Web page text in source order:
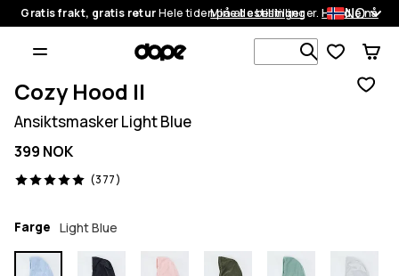
Gratis frakt, gratis returHele tiden på alle bestillinger.Handle nå
Mine bestillinger NO
Søk blant 1
Cozy Hood II
Ansiktsmasker Light Blue
399 NOK
(377)
377 anmeldelser, 5/5
Farge Light Blue